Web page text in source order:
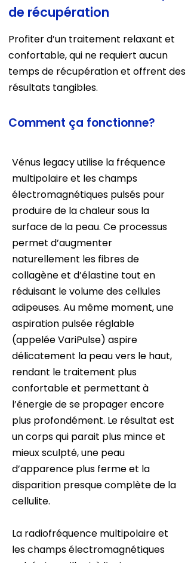
de récupération
Profiter d’un traitement relaxant et
confortable, qui ne requiert aucun
temps de récupération et offrent des
résultats tangibles.
Vénus legacy utilise la fréquence
multipolaire et les champs
électromagnétiques pulsés pour
produire de la chaleur sous la
surface de la peau. Ce processus
permet d’augmenter
naturellement les fibres de
collagène et d’élastine tout en
réduisant le volume des cellules
adipeuses. Au même moment, une
aspiration pulsée réglable
(appelée VariPulse) aspire
délicatement la peau vers le haut,
rendant le traitement plus
confortable et permettant à
l’énergie de se propager encore
plus profondément. Le résultat est
un corps qui parait plus mince et
mieux sculpté, une peau
d’apparence plus ferme et la
disparition presque complète de la
cellulite.
La radiofréquence multipolaire et
les champs électromagnétiques
Comment ça fonctionne?